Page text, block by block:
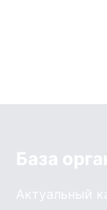
База
Актуальный